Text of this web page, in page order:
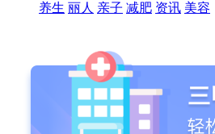
养生 丽人 亲子 减肥 资讯 美容